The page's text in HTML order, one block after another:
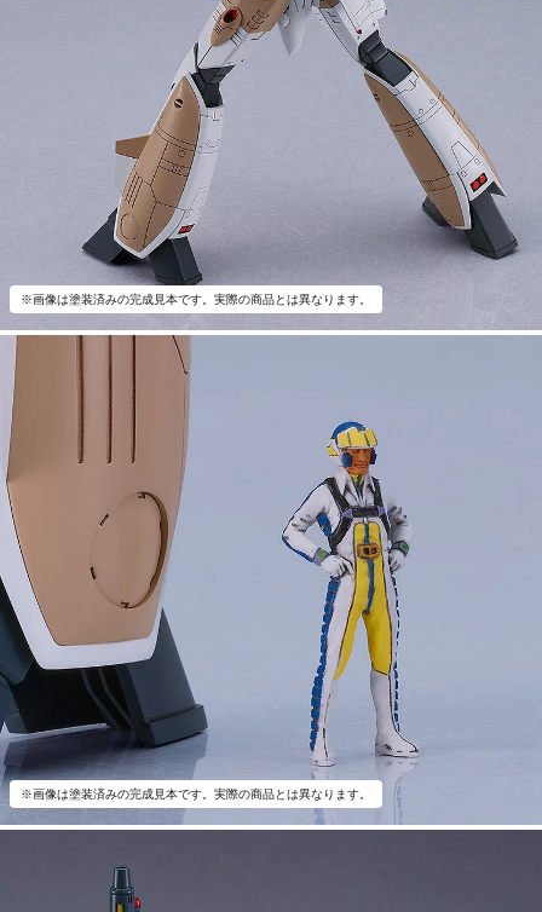
※画像は塗装済みの完成見本です。実際の商品とは異なります。
※画像は塗装済みの完成見本です。実際の商品とは異なります。